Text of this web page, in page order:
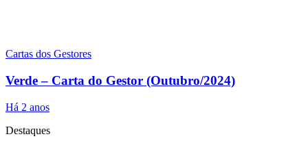
Cartas dos Gestores
Verde – Carta do Gestor (Outubro/2024)
Há 2 anos
Destaques